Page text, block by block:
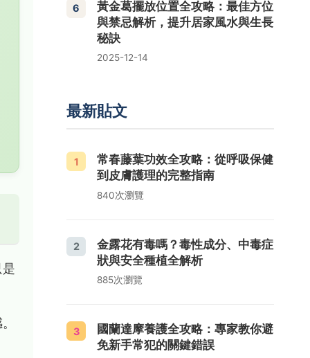
6
黃金葛擺放位置全攻略：最佳方位
與禁忌解析，提升居家風水與生長
秘訣
2025-12-14
最新貼文
1
常春藤葉功效全攻略：從呼吸保健
到皮膚護理的完整指南
840次瀏覽
2
金露花有毒嗎？毒性成分、中毒症
狀與安全種植全解析
885次瀏覽
3
國蘭達摩養護全攻略：專家教你避
免新手常犯的關鍵錯誤